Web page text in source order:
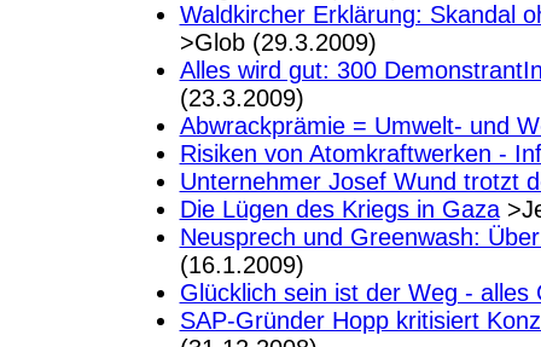
Waldkircher Erklärung: Skandal
>Glob (29.3.2009)
Alles wird gut: 300
(23.3.2009)
Abwrackprämie = Umwelt- und
Risiken von Atomkraftwerken -
Unternehmer Josef Wund trotzt
Die Lügen des Kriegs in Gaza
Neusprech und Greenwash:
(16.1.2009)
Glücklich sein ist der Weg - alles
SAP-Gründer Hopp kritisiert